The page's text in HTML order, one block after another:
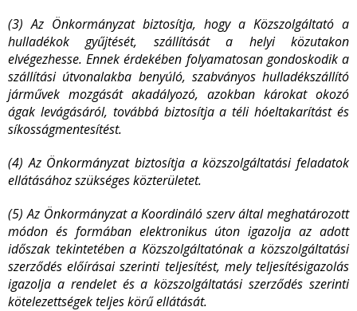
(3) Az Önkormányzat biztosítja, hogy a Közszolgáltató a
hulladékok gyűjtését, szállítását a helyi közutakon
elvégezhesse. Ennek érdekében folyamatosan gondoskodik a
szállítási útvonalakba benyúló, szabványos hulladékszállító
járművek mozgását akadályozó, azokban károkat okozó
ágak levágásáról, továbbá biztosítja a téli hóeltakarítást és
síkosságmentesítést.
(4) Az Önkormányzat biztosítja a közszolgáltatási feladatok
ellátásához szükséges közterületet.
(5) Az Önkormányzat a Koordináló szerv által meghatározott
módon és formában elektronikus úton igazolja az adott
időszak tekintetében a Közszolgáltatónak a közszolgáltatási
szerződés előírásai szerinti teljesítést, mely teljesítésigazolás
igazolja a rendelet és a közszolgáltatási szerződés szerinti
kötelezettségek teljes körű ellátását.